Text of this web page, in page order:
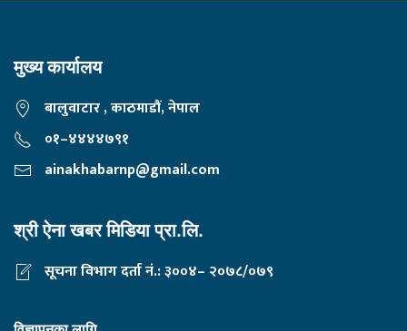
मुख्य कार्यालय
बालुवाटार , काठमाडौं, नेपाल
०१–४४४४७९१
ainakhabarnp@gmail.com
श्री ऐना खबर मिडिया प्रा.लि.
सूचना विभाग दर्ता नं.: ३००४– २०७८/०७९